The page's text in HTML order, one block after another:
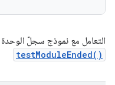
التعامل مع نموذج سجلّ الوحدة
testModuleEnded()